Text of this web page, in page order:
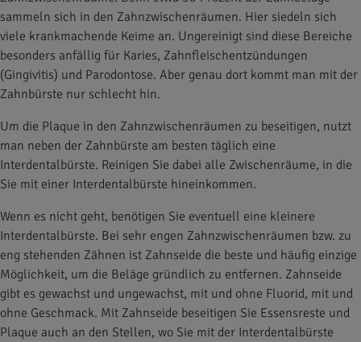
sammeln sich in den Zahnzwischenräumen. Hier siedeln sich
viele krankmachende Keime an. Ungereinigt sind diese Bereiche
besonders anfällig für Karies, Zahnfleischentzündungen
(Gingivitis) und Parodontose. Aber genau dort kommt man mit der
Zahnbürste nur schlecht hin.
Um die Plaque in den Zahnzwischenräumen zu beseitigen, nutzt
man neben der Zahnbürste am besten täglich eine
Interdentalbürste. Reinigen Sie dabei alle Zwischenräume, in die
Sie mit einer Interdentalbürste hineinkommen.
Wenn es nicht geht, benötigen Sie eventuell eine kleinere
Interdentalbürste. Bei sehr engen Zahnzwischenräumen bzw. zu
eng stehenden Zähnen ist Zahnseide die beste und häufig einzige
Möglichkeit, um die Beläge gründlich zu entfernen. Zahnseide
gibt es gewachst und ungewachst, mit und ohne Fluorid, mit und
ohne Geschmack. Mit Zahnseide beseitigen Sie Essensreste und
Plaque auch an den Stellen, wo Sie mit der Interdentalbürste